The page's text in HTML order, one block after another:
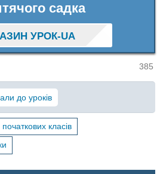
садка
УРОК-UA
385
до уроків
класів